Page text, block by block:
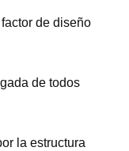
de diseño
de todos
la estructura